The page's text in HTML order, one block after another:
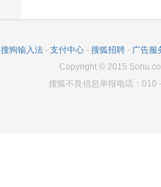
搜狗输入法 - 支付中心 - 搜狐招聘 - 广告服
Copyright© 2015
搜狐不良信息举报电话：010